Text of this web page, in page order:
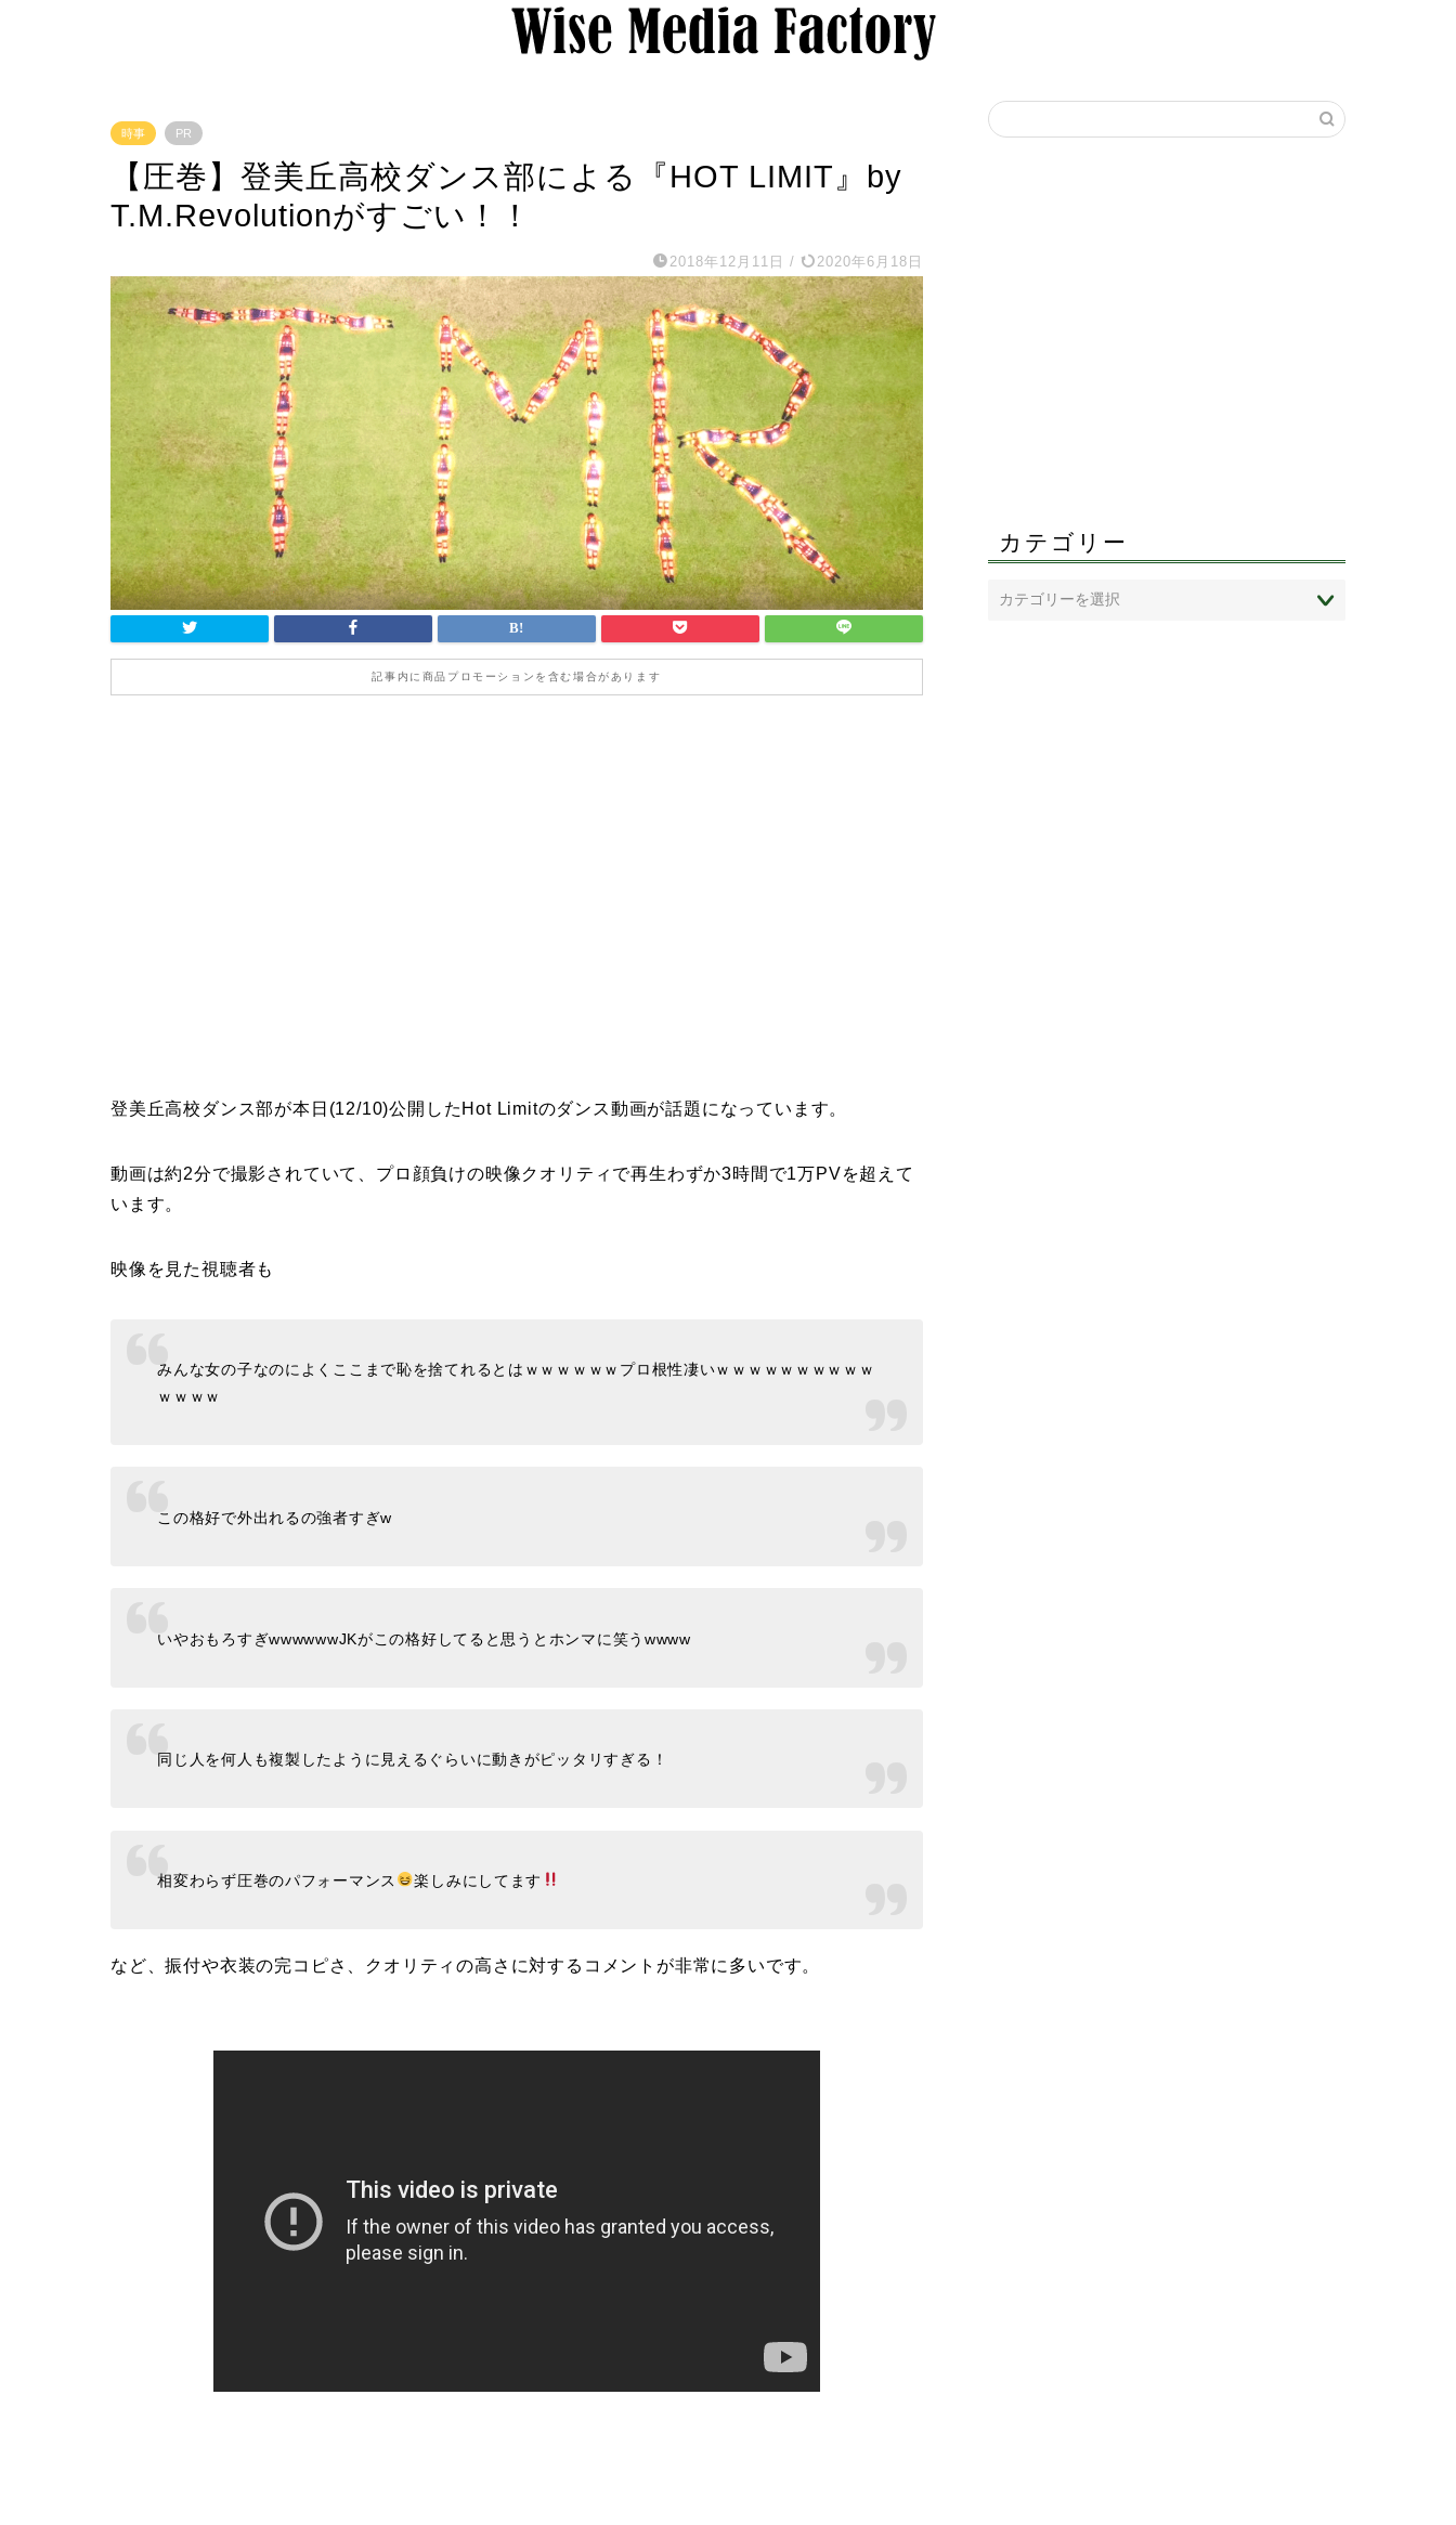
時事 PR
【圧巻】登美丘高校ダンス部による『HOT LIMIT』by
T.M.Revolutionがすごい！！
2018年12月11日 / 2020年6月18日
記事内に商品プロモーションを含む場合があります
登美丘高校ダンス部が本日(12/10)公開したHot Limitのダンス動画が話題になっています。
動画は約2分で撮影されていて、プロ顔負けの映像クオリティで再生わずか3時間で1万PVを超えて
います。
映像を見た視聴者も
みんな女の子なのによくここまで恥を捨てれるとはｗｗｗｗｗｗプロ根性凄いｗｗｗｗｗｗｗｗｗｗ
ｗｗｗｗ
この格好で外出れるの強者すぎw
いやおもろすぎwwwwwwJKがこの格好してると思うとホンマに笑うwwww
同じ人を何人も複製したように見えるぐらいに動きがピッタリすぎる！
相変わらず圧巻のパフォーマンス 楽しみにしてます
など、振付や衣装の完コピさ、クオリティの高さに対するコメントが非常に多いです。
カテゴリー